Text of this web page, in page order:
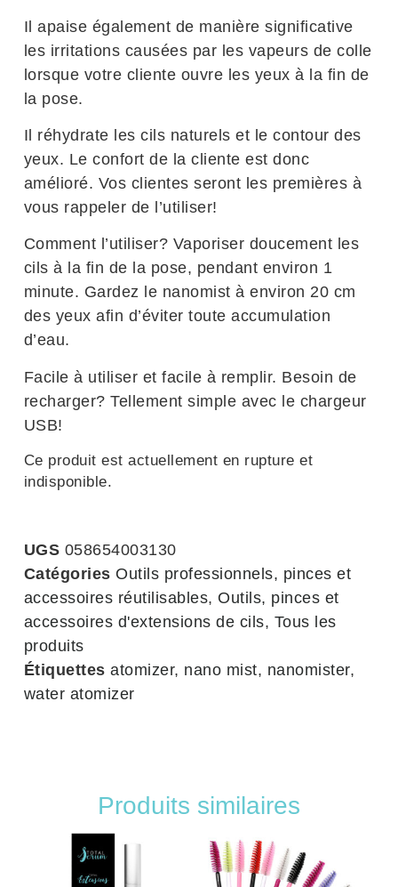
Il apaise également de manière significative
les irritations causées par les vapeurs de colle
lorsque votre cliente ouvre les yeux à la fin de
la pose.
Il réhydrate les cils naturels et le contour des
yeux. Le confort de la cliente est donc
amélioré. Vos clientes seront les premières à
vous rappeler de l’utiliser!
Comment l’utiliser? Vaporiser doucement les
cils à la fin de la pose, pendant environ 1
minute. Gardez le nanomist à environ 20 cm
des yeux afin d’éviter toute accumulation
d’eau.
Facile à utiliser et facile à remplir. Besoin de
recharger? Tellement simple avec le chargeur
USB!
Ce produit est actuellement en rupture et
indisponible.
UGS 058654003130
Catégories Outils professionnels, pinces et
accessoires réutilisables, Outils, pinces et
accessoires d'extensions de cils, Tous les
produits
Étiquettes atomizer, nano mist, nanomister,
water atomizer
Produits similaires